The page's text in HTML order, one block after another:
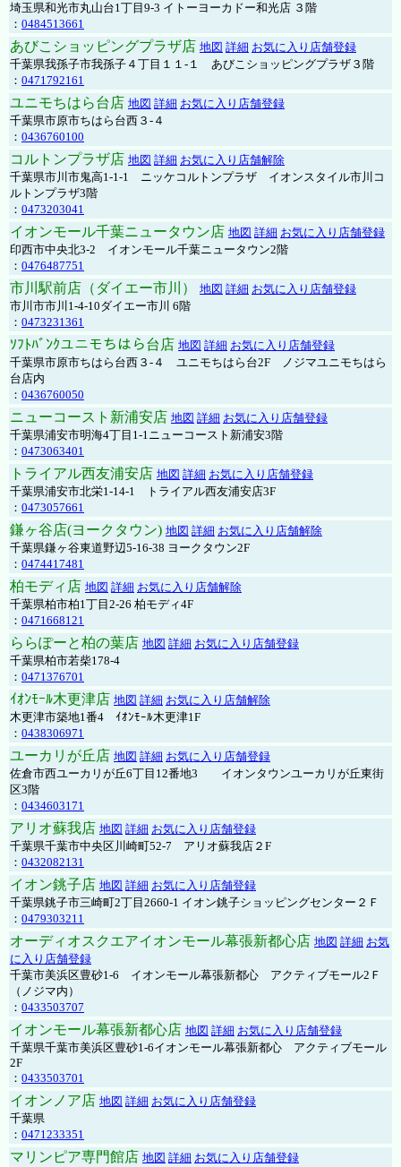
埼玉県和光市丸山台1丁目9-3 イトーヨーカドー和光店 ３階
： 0484513661
あびこショッピングプラザ店 地図 詳細 お気に入り店舗登録
千葉県我孫子市我孫子４丁目１１-１ あびこショッピングプラザ３階
： 0471792161
ユニモちはら台店 地図 詳細 お気に入り店舗登録
千葉県市原市ちはら台西３-４
： 0436760100
コルトンプラザ店 地図 詳細 お気に入り店舗解除
千葉県市川市鬼高1-1-1 ニッケコルトンプラザ イオンスタイル市川コ
ルトンプラザ3階
： 0473203041
イオンモール千葉ニュータウン店 地図 詳細 お気に入り店舗登録
印西市中央北3-2 イオンモール千葉ニュータウン2階
： 0476487751
市川駅前店（ダイエー市川） 地図 詳細 お気に入り店舗登録
市川市市川1-4-10ダイエー市川 6階
： 0473231361
ｿﾌﾄﾊﾞﾝｸユニモちはら台店 地図 詳細 お気に入り店舗登録
千葉県市原市ちはら台西３-４ ユニモちはら台2F ノジマユニモちはら
台店内
： 0436760050
ニューコースト新浦安店 地図 詳細 お気に入り店舗登録
千葉県浦安市明海4丁目1-1ニューコースト新浦安3階
： 0473063401
トライアル西友浦安店 地図 詳細 お気に入り店舗登録
千葉県浦安市北栄1-14-1 トライアル西友浦安店3F
： 0473057661
鎌ヶ谷店(ヨークタウン) 地図 詳細 お気に入り店舗解除
千葉県鎌ヶ谷東道野辺5-16-38 ヨークタウン2F
： 0474417481
柏モディ店 地図 詳細 お気に入り店舗解除
千葉県柏市柏1丁目2-26 柏モディ4F
： 0471668121
ららぽーと柏の葉店 地図 詳細 お気に入り店舗登録
千葉県柏市若柴178-4
： 0471376701
ｲｵﾝﾓｰﾙ木更津店 地図 詳細 お気に入り店舗解除
木更津市築地1番4 ｲｵﾝﾓｰﾙ木更津1F
： 0438306971
ユーカリが丘店 地図 詳細 お気に入り店舗登録
佐倉市西ユーカリが丘6丁目12番地3 イオンタウンユーカリが丘東街
区3階
： 0434603171
アリオ蘇我店 地図 詳細 お気に入り店舗登録
千葉県千葉市中央区川崎町52-7 アリオ蘇我店２F
： 0432082131
イオン銚子店 地図 詳細 お気に入り店舗登録
千葉県銚子市三崎町2丁目2660-1 イオン銚子ショッピングセンター２Ｆ
： 0479303211
オーディオスクエアイオンモール幕張新都心店 地図 詳細 お気
に入り店舗登録
千葉市美浜区豊砂1-6 イオンモール幕張新都心 アクティブモール2Ｆ
（ノジマ内）
： 0433503707
イオンモール幕張新都心店 地図 詳細 お気に入り店舗登録
千葉県千葉市美浜区豊砂1-6イオンモール幕張新都心 アクティブモール
2F
： 0433503701
イオンノア店 地図 詳細 お気に入り店舗登録
千葉県
： 0471233351
マリンピア専門館店 地図 詳細 お気に入り店舗登録